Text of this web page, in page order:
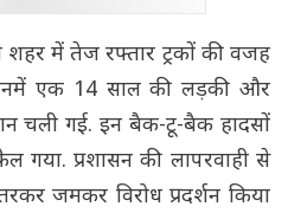
शहर में तेज रफ्तार ट्रकों की वजह
एक 14 साल की लड़की और
चली गई. इन बैक-टू-बैक हादसों
गया. प्रशासन की लापरवाही से
जमकर विरोध प्रदर्शन किया